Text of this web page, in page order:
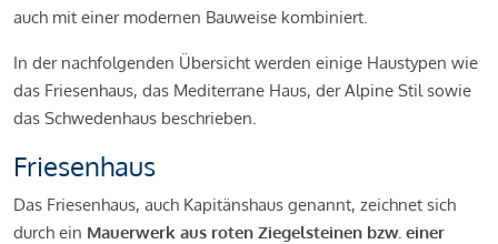
auch mit einer modernen Bauweise kombiniert.
In der nachfolgenden Übersicht werden einige Haustypen wie
das Friesenhaus, das Mediterrane Haus, der Alpine Stil sowie
das Schwedenhaus beschrieben.
Friesenhaus
Das Friesenhaus, auch Kapitänshaus genannt, zeichnet sich
durch ein Mauerwerk aus roten Ziegelsteinen bzw. einer